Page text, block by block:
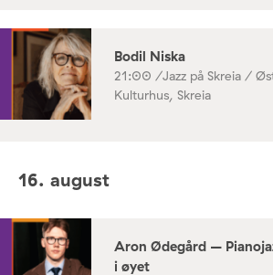
Bodil Niska
21:00 /Jazz på Skreia /
Kulturhus, Skreia
16. august
Aron Ødegård –
i øyet